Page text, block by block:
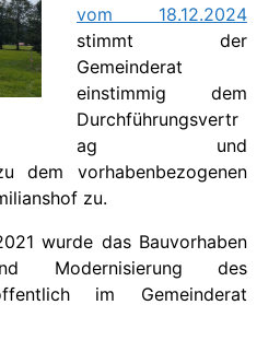
vom 18.12.2024
stimmt der
Gemeinderat
einstimmig dem
Durchführungsvertr
ag und
dem vorhabenbezogenen
zu.
wurde das Bauvorhaben
Modernisierung des
im Gemeinderat